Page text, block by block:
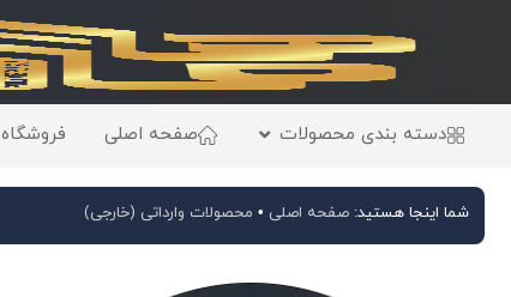
دسته بندی محصولات صفحه اصلی فروشگاه
شما اینجا هستید: صفحه اصلی • محصولات وارداتی (خارجی)